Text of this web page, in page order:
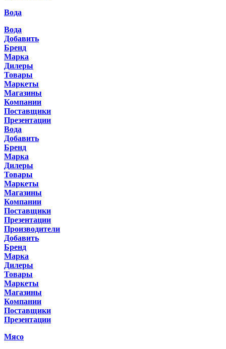
Вода
Вода
Добавить
Бренд
Марка
Дилеры
Товары
Маркеты
Магазины
Компании
Поставщики
Презентации
Вода
Добавить
Бренд
Марка
Дилеры
Товары
Маркеты
Магазины
Компании
Поставщики
Презентации
Производители
Добавить
Бренд
Марка
Дилеры
Товары
Маркеты
Магазины
Компании
Поставщики
Презентации
Мясо